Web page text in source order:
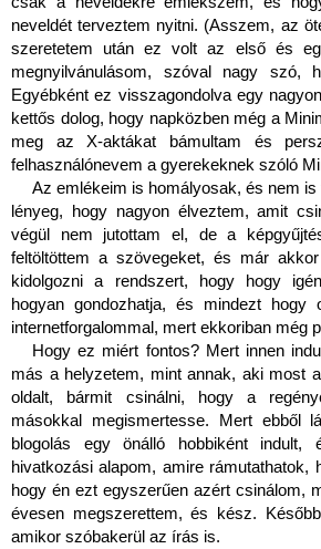
neveldét terveztem nyitni. (Asszem, az
szeretetem után ez volt az első és
megnyilvánulásom, szóval nagy szó,
Egyébként ez visszagondolva egy
kettős dolog, hogy napközben még a
meg az X-aktákat bámultam és
felhasználónevem a gyerekeknek szóló
Az emlékeim is homályosak, és nem
lényeg, hogy nagyon élveztem, amit
végül nem jutottam el, de a
feltöltöttem a szövegeket, és már
kidolgozni a rendszert, hogy hogy
hogyan gondozhatja, és mindezt hogy
internetforgalommal, mert ekkoriban még
Hogy ez miért fontos? Mert innen
más a helyzetem, mint annak, aki most
oldalt, bármit csinálni, hogy a
másokkal megismertesse. Mert ebből
blogolás egy önálló hobbiként
hivatkozási alapom, amire rámutathatok,
hogy én ezt egyszerűen azért csinálom,
évesen megszerettem, és kész.
amikor szóbakerül az írás is.